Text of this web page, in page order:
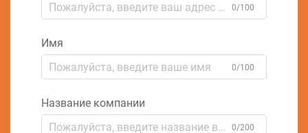
0/100
Имя
0/100
Название компании
0/200